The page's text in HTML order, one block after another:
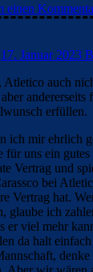
einen
17. Januar 2023
auch
andererseits
erfüllen.
ich mir ehrlich
für uns ein
Vertrag und
bei
Vertrag hat.
glaube ich
er viel mehr
da halt